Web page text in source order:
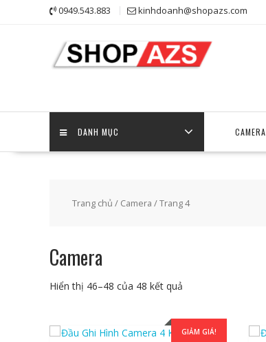
0949.543.883 kinhdoanh@shopazs.com
DANH MỤC CAMERA
Trang chủ / Camera / Trang 4
Camera
Hiển thị 46–48 của 48 kết quả
GIẢM GIÁ!